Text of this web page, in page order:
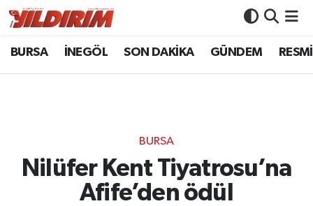
BURSA İNEGÖL SON DAKİKA GÜNDEM
BURSA
Nilüfer Kent Tiyatrosu’na
Afife’den ödül
BURSA
GÜNDEM
RESMİ İLANLAR
Bursa Nöbetçi Eczaneler
Bursa Trafik Yoğunluk Haritası
Süper Lig Puan Durumu ve Fikstür